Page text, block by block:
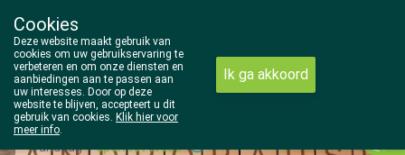
014/810298
Vandaag open tot 18u30
Cookies
Deze website maakt gebruik van
cookies om uw gebruikservaring te
verbeteren en om onze diensten en
aanbiedingen aan te passen aan
uw interesses. Door op deze
website te blijven, accepteert u dit
gebruik van cookies. Klik hier voor
meer info.
Ik ga akkoord